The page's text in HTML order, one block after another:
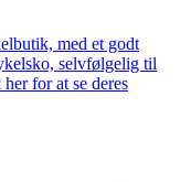
med et godt
selvfølgelig til
for at se deres